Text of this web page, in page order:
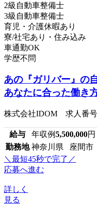
2級自動車整備士
3級自動車整備士
育児・介護休暇あり
寮/社宅あり・住み込み
車通勤OK
学歴不問
あの『ガリバー』の
あなたに合った働き
株式会社IDOM 求人番号
給与 年収例5,500,000円
勤務地 神奈川県 座間市
＼最短45秒で完了／
応募へ進む
詳しく
見る